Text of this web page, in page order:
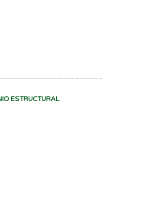
ESTRUCTURAL.